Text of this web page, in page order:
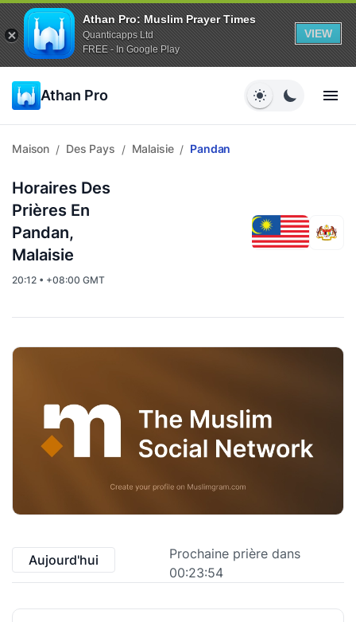
Athan Pro: Muslim Prayer Times
Quanticapps Ltd
FREE - In Google Play
VIEW
Athan Pro
Maison / Des Pays / Malaisie / Pandan
Horaires Des
Prières En
Pandan,
Malaisie
20:12 • +08:00 GMT
Aujourd'hui
Prochaine prière dans
00:23:53